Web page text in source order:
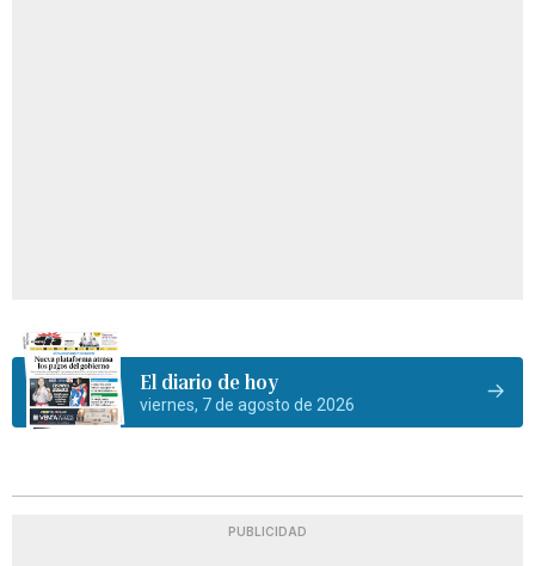
El diario de hoy
viernes, 7 de agosto de 2026
PUBLICIDAD